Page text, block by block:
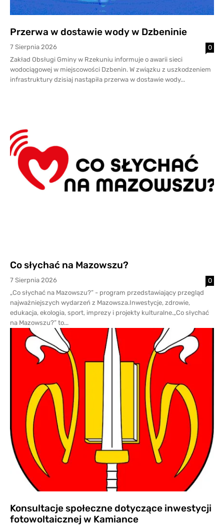
Przerwa w dostawie wody w Dzbeninie
7 Sierpnia 2026
0
Zakład Obsługi Gminy w Rzekuniu informuje o awarii sieci
wodociągowej w miejscowości Dzbenin. W związku z uszkodzeniem
infrastruktury dzisiaj nastąpiła przerwa w dostawie wody...
Co słychać na Mazowszu?
7 Sierpnia 2026
0
„Co słychać na Mazowszu?” - program przedstawiający przegląd
najważniejszych wydarzeń z Mazowsza.Inwestycje, zdrowie,
edukacja, ekologia, sport, imprezy i projekty kulturalne.„Co słychać
na Mazowszu?” to...
Konsultacje społeczne dotyczące inwestycji
fotowoltaicznej w Kamiance